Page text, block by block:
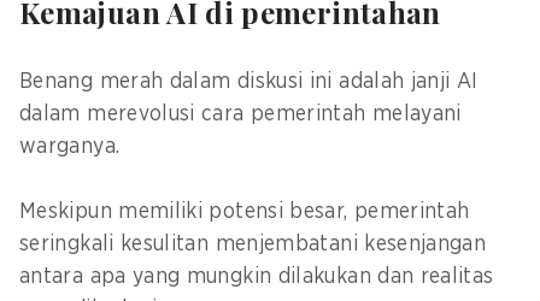
Kemajuan AI di pemerintahan
Benang merah dalam diskusi ini adalah janji AI
dalam merevolusi cara pemerintah melayani
warganya.
Meskipun memiliki potensi besar, pemerintah
seringkali kesulitan menjembatani kesenjangan
antara apa yang mungkin dilakukan dan realitas